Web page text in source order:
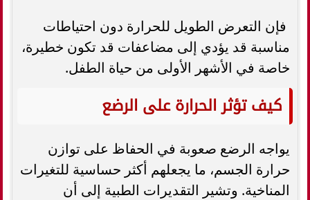
فإن التعرض الطويل للحرارة دون احتياطات
مناسبة قد يؤدي إلى مضاعفات قد تكون خطيرة،
خاصة في الأشهر الأولى من حياة الطفل.
كيف تؤثر الحرارة على الرضع
يواجه الرضع صعوبة في الحفاظ على توازن
حرارة الجسم، ما يجعلهم أكثر حساسية للتغيرات
المناخية. وتشير التقديرات الطبية إلى أن